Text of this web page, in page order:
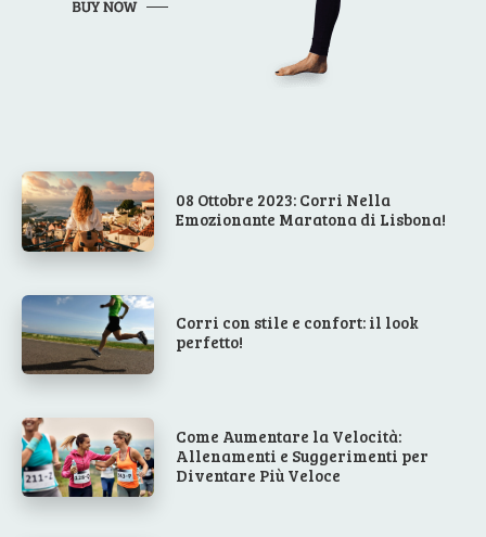
08 Ottobre 2023: Corri Nella
Emozionante Maratona di Lisbona!
Corri con stile e confort: il look
perfetto!
Come Aumentare la Velocità:
Allenamenti e Suggerimenti per
Diventare Più Veloce